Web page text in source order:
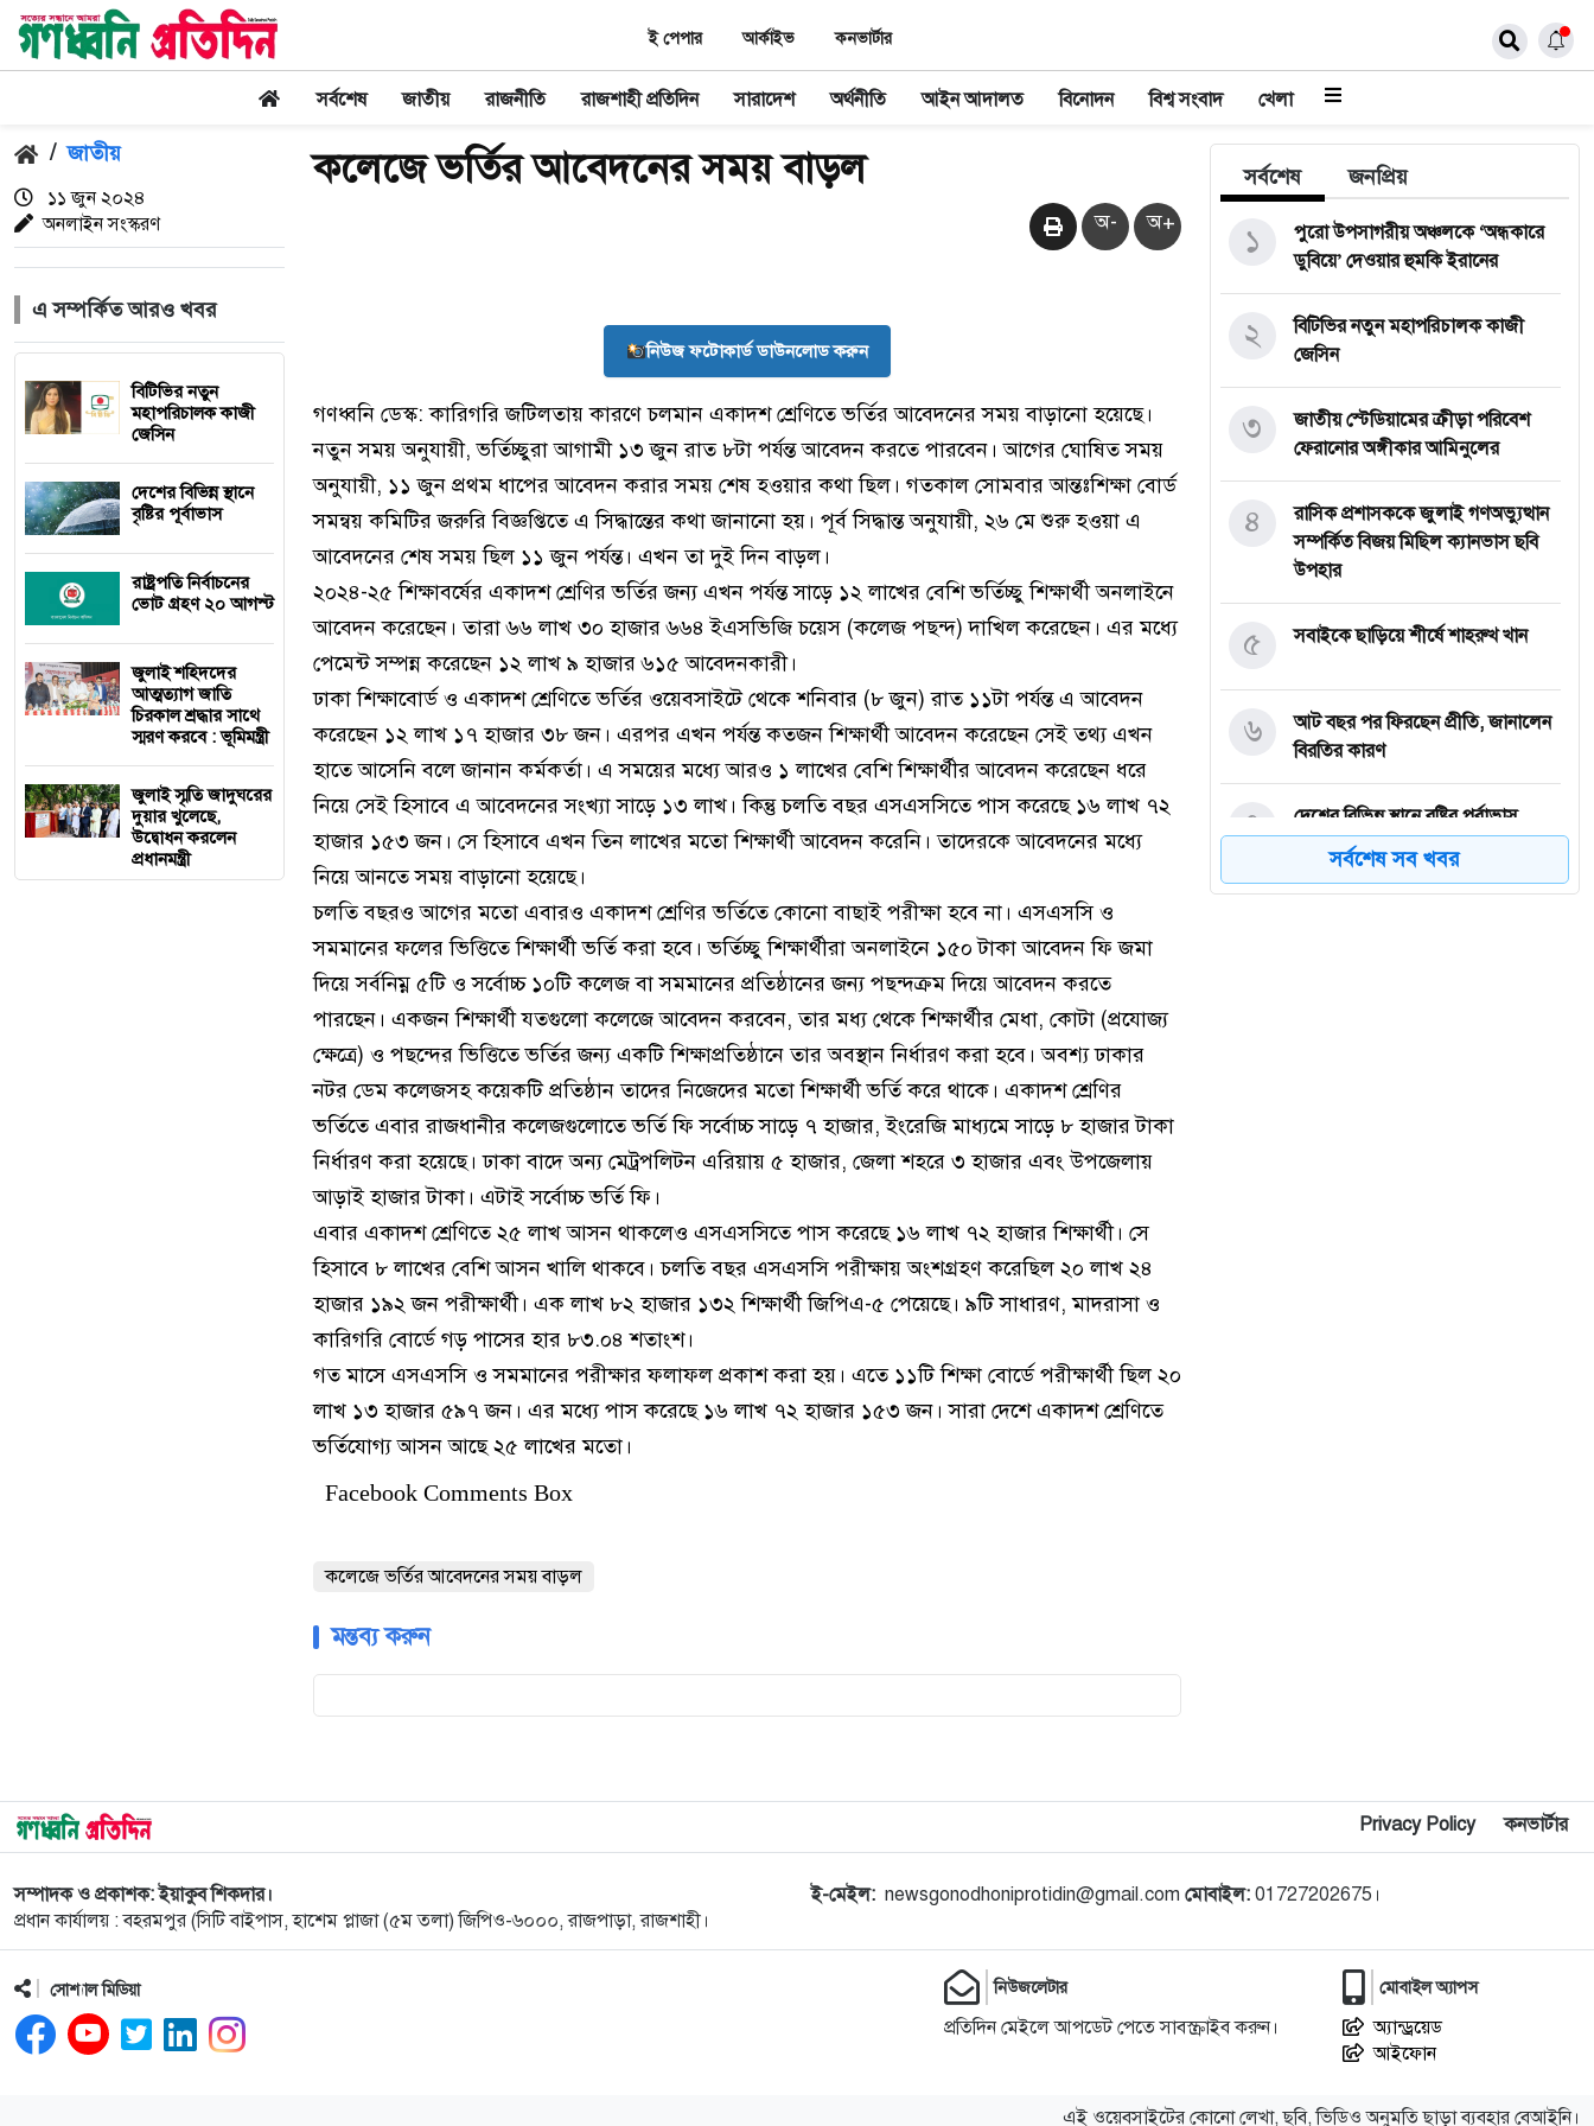
ই পেপার আর্কাইভ কনভার্টার
সর্বশেষ জাতীয় রাজনীতি রাজশাহী প্রতিদিন সারাদেশ অর্থনীতি আইন আদালত বিনোদন বিশ্ব সংবাদ খেলা
/ জাতীয়
১১ জুন ২০২৪
অনলাইন সংস্করণ
এ সম্পর্কিত আরও খবর
বিটিভির নতুন
মহাপরিচালক কাজী
জেসিন
দেশের বিভিন্ন স্থানে
বৃষ্টির পূর্বাভাস
রাষ্ট্রপতি নির্বাচনের
ভোট গ্রহণ ২০ আগস্ট
জুলাই শহিদদের
আত্মত্যাগ জাতি
চিরকাল শ্রদ্ধার সাথে
স্মরণ করবে : ভূমিমন্ত্রী
জুলাই স্মৃতি জাদুঘরের
দুয়ার খুলেছে,
উদ্বোধন করলেন
প্রধানমন্ত্রী
কলেজে ভর্তির আবেদনের সময় বাড়ল
অ- অ+
নিউজ ফটোকার্ড ডাউনলোড করুন
গণধ্বনি ডেস্ক: কারিগরি জটিলতায় কারণে চলমান একাদশ শ্রেণিতে ভর্তির আবেদনের সময় বাড়ানো হয়েছে।
নতুন সময় অনুযায়ী, ভর্তিচ্ছুরা আগামী ১৩ জুন রাত ৮টা পর্যন্ত আবেদন করতে পারবেন। আগের ঘোষিত সময়
অনুযায়ী, ১১ জুন প্রথম ধাপের আবেদন করার সময় শেষ হওয়ার কথা ছিল। গতকাল সোমবার আন্তঃশিক্ষা বোর্ড
সমন্বয় কমিটির জরুরি বিজ্ঞপ্তিতে এ সিদ্ধান্তের কথা জানানো হয়। পূর্ব সিদ্ধান্ত অনুযায়ী, ২৬ মে শুরু হওয়া এ
আবেদনের শেষ সময় ছিল ১১ জুন পর্যন্ত। এখন তা দুই দিন বাড়ল।
২০২৪-২৫ শিক্ষাবর্ষের একাদশ শ্রেণির ভর্তির জন্য এখন পর্যন্ত সাড়ে ১২ লাখের বেশি ভর্তিচ্ছু শিক্ষার্থী অনলাইনে
আবেদন করেছেন। তারা ৬৬ লাখ ৩০ হাজার ৬৬৪ ইএসভিজি চয়েস (কলেজ পছন্দ) দাখিল করেছেন। এর মধ্যে
পেমেন্ট সম্পন্ন করেছেন ১২ লাখ ৯ হাজার ৬১৫ আবেদনকারী।
ঢাকা শিক্ষাবোর্ড ও একাদশ শ্রেণিতে ভর্তির ওয়েবসাইটে থেকে শনিবার (৮ জুন) রাত ১১টা পর্যন্ত এ আবেদন
করেছেন ১২ লাখ ১৭ হাজার ৩৮ জন। এরপর এখন পর্যন্ত কতজন শিক্ষার্থী আবেদন করেছেন সেই তথ্য এখন
হাতে আসেনি বলে জানান কর্মকর্তা। এ সময়ের মধ্যে আরও ১ লাখের বেশি শিক্ষার্থীর আবেদন করেছেন ধরে
নিয়ে সেই হিসাবে এ আবেদনের সংখ্যা সাড়ে ১৩ লাখ। কিন্তু চলতি বছর এসএসসিতে পাস করেছে ১৬ লাখ ৭২
হাজার ১৫৩ জন। সে হিসাবে এখন তিন লাখের মতো শিক্ষার্থী আবেদন করেনি। তাদেরকে আবেদনের মধ্যে
নিয়ে আনতে সময় বাড়ানো হয়েছে।
চলতি বছরও আগের মতো এবারও একাদশ শ্রেণির ভর্তিতে কোনো বাছাই পরীক্ষা হবে না। এসএসসি ও
সমমানের ফলের ভিত্তিতে শিক্ষার্থী ভর্তি করা হবে। ভর্তিচ্ছু শিক্ষার্থীরা অনলাইনে ১৫০ টাকা আবেদন ফি জমা
দিয়ে সর্বনিম্ন ৫টি ও সর্বোচ্চ ১০টি কলেজ বা সমমানের প্রতিষ্ঠানের জন্য পছন্দক্রম দিয়ে আবেদন করতে
পারছেন। একজন শিক্ষার্থী যতগুলো কলেজে আবেদন করবেন, তার মধ্য থেকে শিক্ষার্থীর মেধা, কোটা (প্রযোজ্য
ক্ষেত্রে) ও পছন্দের ভিত্তিতে ভর্তির জন্য একটি শিক্ষাপ্রতিষ্ঠানে তার অবস্থান নির্ধারণ করা হবে। অবশ্য ঢাকার
নটর ডেম কলেজসহ কয়েকটি প্রতিষ্ঠান তাদের নিজেদের মতো শিক্ষার্থী ভর্তি করে থাকে। একাদশ শ্রেণির
ভর্তিতে এবার রাজধানীর কলেজগুলোতে ভর্তি ফি সর্বোচ্চ সাড়ে ৭ হাজার, ইংরেজি মাধ্যমে সাড়ে ৮ হাজার টাকা
নির্ধারণ করা হয়েছে। ঢাকা বাদে অন্য মেট্রপলিটন এরিয়ায় ৫ হাজার, জেলা শহরে ৩ হাজার এবং উপজেলায়
আড়াই হাজার টাকা। এটাই সর্বোচ্চ ভর্তি ফি।
এবার একাদশ শ্রেণিতে ২৫ লাখ আসন থাকলেও এসএসসিতে পাস করেছে ১৬ লাখ ৭২ হাজার শিক্ষার্থী। সে
হিসাবে ৮ লাখের বেশি আসন খালি থাকবে। চলতি বছর এসএসসি পরীক্ষায় অংশগ্রহণ করেছিল ২০ লাখ ২৪
হাজার ১৯২ জন পরীক্ষার্থী। এক লাখ ৮২ হাজার ১৩২ শিক্ষার্থী জিপিএ-৫ পেয়েছে। ৯টি সাধারণ, মাদরাসা ও
কারিগরি বোর্ডে গড় পাসের হার ৮৩.০৪ শতাংশ।
গত মাসে এসএসসি ও সমমানের পরীক্ষার ফলাফল প্রকাশ করা হয়। এতে ১১টি শিক্ষা বোর্ডে পরীক্ষার্থী ছিল ২০
লাখ ১৩ হাজার ৫৯৭ জন। এর মধ্যে পাস করেছে ১৬ লাখ ৭২ হাজার ১৫৩ জন। সারা দেশে একাদশ শ্রেণিতে
ভর্তিযোগ্য আসন আছে ২৫ লাখের মতো।
Facebook Comments Box
কলেজে ভর্তির আবেদনের সময় বাড়ল
মন্তব্য করুন
সর্বশেষ জনপ্রিয়
পুরো উপসাগরীয় অঞ্চলকে ‘অন্ধকারে
ডুবিয়ে’ দেওয়ার হুমকি ইরানের
১
বিটিভির নতুন মহাপরিচালক কাজী
জেসিন
২
জাতীয় স্টেডিয়ামের ক্রীড়া পরিবেশ
ফেরানোর অঙ্গীকার আমিনুলের
৩
রাসিক প্রশাসককে জুলাই গণঅভ্যুত্থান
সম্পর্কিত বিজয় মিছিল ক্যানভাস ছবি
উপহার
৪
সবাইকে ছাড়িয়ে শীর্ষে শাহরুখ খান
৫
আট বছর পর ফিরছেন প্রীতি, জানালেন
বিরতির কারণ
৬
দেশের বিভিন্ন স্থানে বৃষ্টির পূর্বাভাস
৭
রাসিক প্রশাসকের সাথে হড়গ্রাম
নতুনপাড়া কবরস্থান ও ঈদগাহ কমিটির
নেতৃবৃন্দের সাক্ষাৎ
রাসিক প্রশাসকের সাথে নারী উদ্যোক্তা
সমাজ কল্যাণ সংগঠনের সাক্ষাৎ
১৯
পুনর্বাসন ছাড়া বস্তি উচ্ছেদ বন্ধের
দাবিতে নগরীতে মানববন্ধন
সর্বশেষ সব খবর
Privacy Policy কনভার্টার
সম্পাদক ও প্রকাশক: ইয়াকুব শিকদার।
প্রধান কার্যালয় : বহরমপুর (সিটি বাইপাস, হাশেম প্লাজা (৫ম তলা) জিপিও-৬০০০, রাজপাড়া, রাজশাহী।
ই-মেইল: newsgonodhoniprotidin@gmail.com মোবাইল: 01727202675।
সোশ্যাল মিডিয়া নিউজলেটার
প্রতিদিন মেইলে আপডেট পেতে সাবস্ক্রাইব করুন।
মোবাইল অ্যাপস
অ্যান্ড্রয়েড
আইফোন
এই ওয়েবসাইটের কোনো লেখা, ছবি, ভিডিও অনুমতি ছাড়া ব্যবহার বেআইনি।